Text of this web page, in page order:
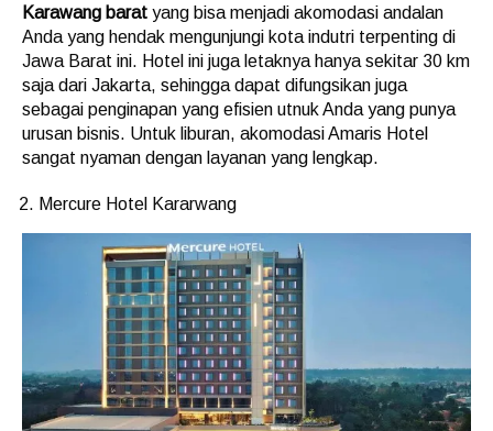
Karawang barat yang bisa menjadi akomodasi andalan
Anda yang hendak mengunjungi kota indutri terpenting di
Jawa Barat ini. Hotel ini juga letaknya hanya sekitar 30 km
saja dari Jakarta, sehingga dapat difungsikan juga
sebagai penginapan yang efisien utnuk Anda yang punya
urusan bisnis. Untuk liburan, akomodasi Amaris Hotel
sangat nyaman dengan layanan yang lengkap.
Mercure Hotel Kararwang